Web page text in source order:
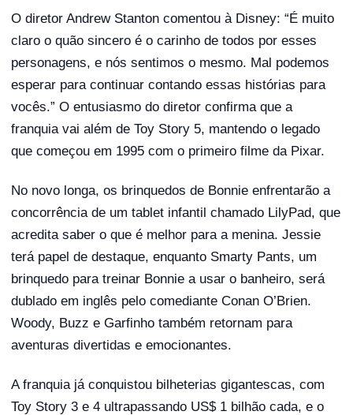
O diretor Andrew Stanton comentou à Disney: “É muito
claro o quão sincero é o carinho de todos por esses
personagens, e nós sentimos o mesmo. Mal podemos
esperar para continuar contando essas histórias para
vocês.” O entusiasmo do diretor confirma que a
franquia vai além de Toy Story 5, mantendo o legado
que começou em 1995 com o primeiro filme da Pixar.
No novo longa, os brinquedos de Bonnie enfrentarão a
concorrência de um tablet infantil chamado LilyPad, que
acredita saber o que é melhor para a menina. Jessie
terá papel de destaque, enquanto Smarty Pants, um
brinquedo para treinar Bonnie a usar o banheiro, será
dublado em inglês pelo comediante Conan O’Brien.
Woody, Buzz e Garfinho também retornam para
aventuras divertidas e emocionantes.
A franquia já conquistou bilheterias gigantescas, com
Toy Story 3 e 4 ultrapassando US$ 1 bilhão cada, e o